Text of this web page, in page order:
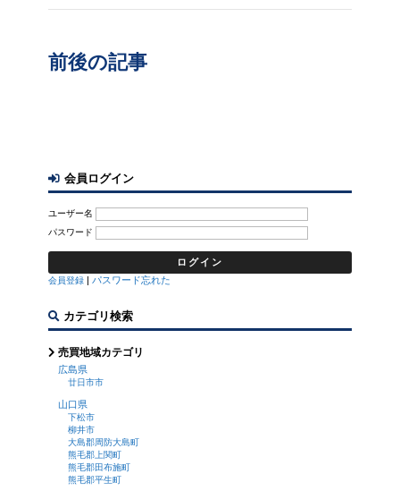
前後の記事
会員ログイン
ユーザー名
パスワード
会員登録 | パスワード忘れた
カテゴリ検索
売買地域カテゴリ
広島県
廿日市市
山口県
下松市
柳井市
大島郡周防大島町
熊毛郡上関町
熊毛郡田布施町
熊毛郡平生町